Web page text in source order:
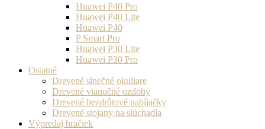
Huawei P40 Pro
Huawei P40 Lite
Huawei P40
P Smart Pro
Huawei P30 Lite
Huawei P30 Pro
Ostatné
Drevené slnečné okuliare
Drevené vianočné ozdoby
Drevené bezdrôtové nabíjačky
Drevené stojany na slúchadla
Výpredaj hračiek